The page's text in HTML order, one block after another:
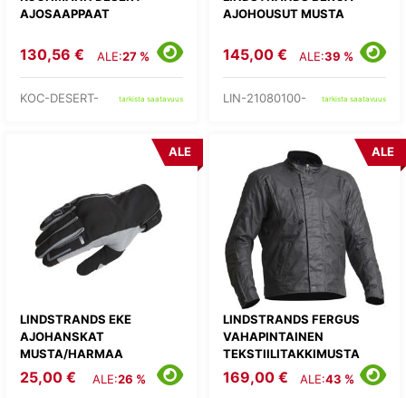
AJOSAAPPAAT
130,56 € ALE:27 %
KOC-DESERT- tarkista saatavuus
AJOHOUSUT MUSTA
145,00 € ALE:39 %
LIN-21080100- tarkista saatavuus
LINDSTRANDS EKE
AJOHANSKAT
MUSTA/HARMAA
ALE
25,00 € ALE:26 %
LINDSTRANDS FERGUS
VAHAPINTAINEN
TEKSTIILITAKKIMUSTA
ALE
169,00 € ALE:43 %